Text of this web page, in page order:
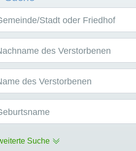
Stadt oder Friedhof
des Verstorbenen
des Verstorbenen
Suche